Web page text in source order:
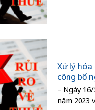
Xử lý
công bố
– Ngày
năm 2023